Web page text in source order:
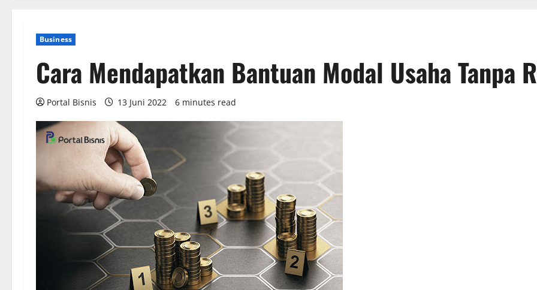
Business
Cara Mendapatkan Bantuan Modal Usaha Tanpa
Portal Bisnis 13 Juni 2022 6 minutes read